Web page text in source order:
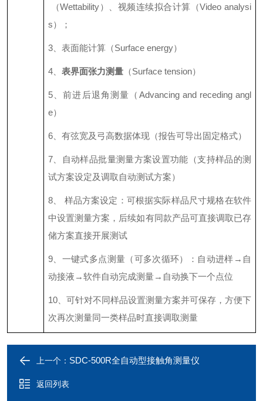
（Wettability）、视频连续拟合计算（Video analysi
s）；
3、表面能计算（Surface energy）
4、 表界面张力测量 （Surface tension）
5、前进后退角测量（Advancing and receding angl
e）
6、有弦宽及弓高数据体现（报告可导出固定格式）
7、自动样品批量测量方案设置功能（支持样品的测
试方案设定及调取自动测试方案）
8、 样品方案设定：可根据实际样品尺寸规格在软件
中设置测量方案，后续如有同款产品可直接调取已存
储方案直接开展测试
9、一键式多点测量（可多次循环）：自动进样→自
动接液→软件自动完成测量→自动换下一个点位
10、可针对不同样品设置测量方案并可保存，方便下
次再次测量同一类样品时直接调取测量
上一个： SDC-500R全自动型接触角测量仪
返回列表